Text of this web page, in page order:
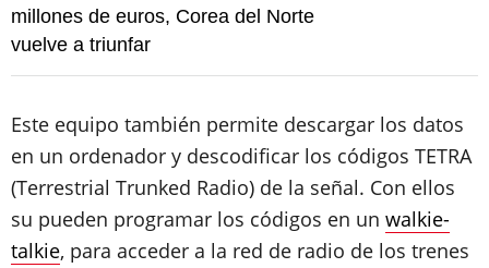
millones de euros, Corea del Norte
vuelve a triunfar
Este equipo también permite descargar los datos
en un ordenador y descodificar los códigos TETRA
(Terrestrial Trunked Radio) de la señal. Con ellos
su pueden programar los códigos en un walkie-
talkie, para acceder a la red de radio de los trenes